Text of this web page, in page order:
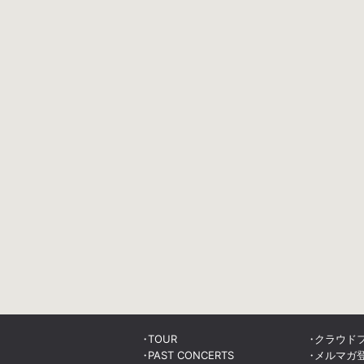
TOUR
PAST CONCERTS
クラウド
メルマガ